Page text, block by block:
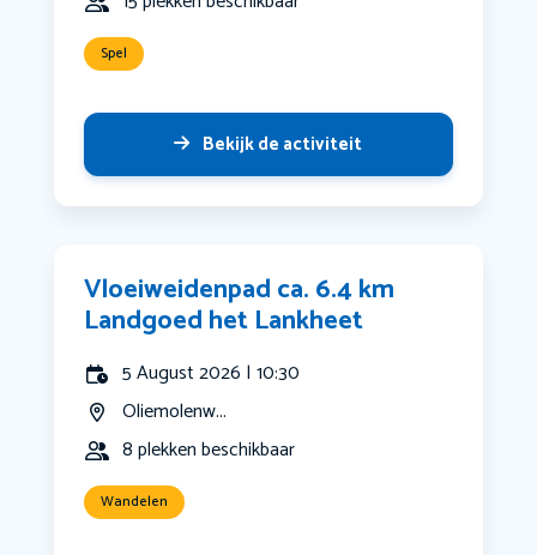
Spel
Bekijk de activiteit
Vloeiweidenpad ca. 6.4 km
Landgoed het Lankheet
5 August 2026 | 10:30
Oliemolenw...
8 plekken beschikbaar
Wandelen